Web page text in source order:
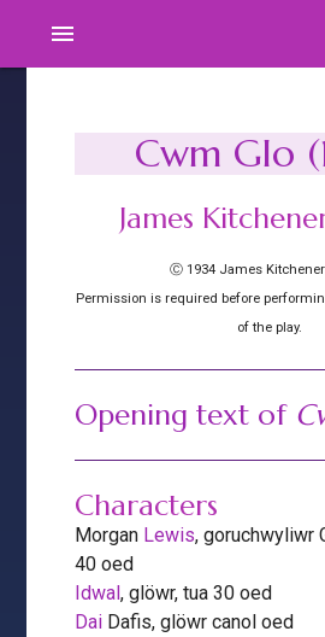
menu
Cwm Glo
James
Ⓒ 1934 James
Permission is required before
of the play.
Opening text of
Characters
Morgan Lewis, goruchwyliwr
40 oed
Idwal, glöwr, tua 30 oed
Dai Dafis, glöwr canol oed